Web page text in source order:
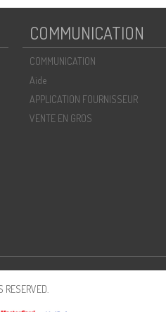
COMMUNICATION
COMMUNICATION
Aide
APPLICATION FOURNISSEUR
VENTE EN GROS